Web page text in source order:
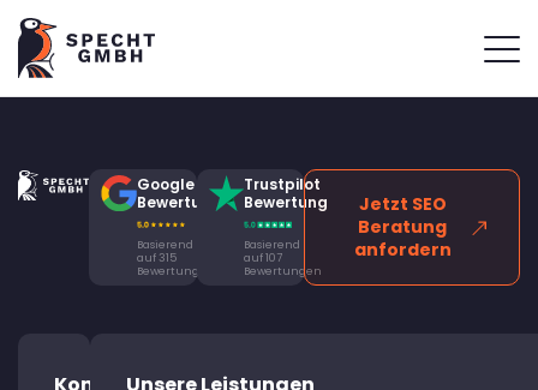
Google
Bewertung
Basierend
auf 315
Bewertungen
Trustpilot
Bewertung
Basierend
auf 107
Bewertungen
Jetzt SEO
Beratung
anfordern